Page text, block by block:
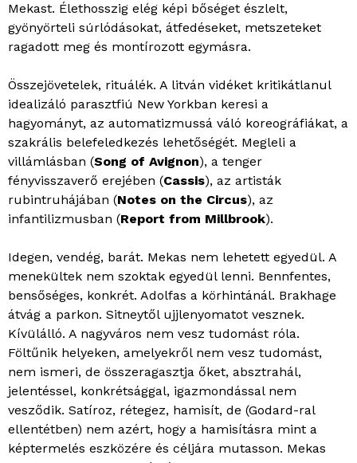
Mekast. Élethosszig elég képi bőséget észlelt,
gyönyörteli súrlódásokat, átfedéseket, metszeteket
ragadott meg és montírozott egymásra.
Összejövetelek, rituálék. A litván vidéket kritikátlanul
idealizáló parasztfiú New Yorkban keresi a
hagyományt, az automatizmussá váló koreográfiákat, a
szakrális belefeledkezés lehetőségét. Megleli a
villámlásban (Song of Avignon), a tenger
fényvisszaverő erejében (Cassis), az artisták
rubintruhájában (Notes on the Circus), az
infantilizmusban (Report from Millbrook).
Idegen, vendég, barát. Mekas nem lehetett egyedül. A
menekültek nem szoktak egyedül lenni. Bennfentes,
bensőséges, konkrét. Adolfas a körhintánál. Brakhage
átvág a parkon. Sitneytől ujjlenyomatot vesznek.
Kívülálló. A nagyváros nem vesz tudomást róla.
Föltűnik helyeken, amelyekről nem vesz tudomást,
nem ismeri, de összeragasztja őket, absztrahál,
jelentéssel, konkrétsággal, igazmondással nem
vesződik. Satíroz, rétegez, hamisít, de (Godard-ral
ellentétben) nem azért, hogy a hamisításra mint a
képtermelés eszközére és céljára mutasson. Mekas